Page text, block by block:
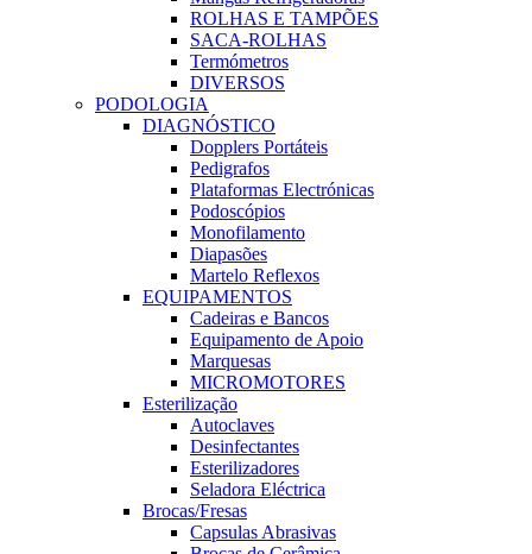
ROLHAS E TAMPÕES
SACA-ROLHAS
Termómetros
DIVERSOS
PODOLOGIA
DIAGNÓSTICO
Dopplers Portáteis
Pedigrafos
Plataformas Electrónicas
Podoscópios
Monofilamento
Diapasões
Martelo Reflexos
EQUIPAMENTOS
Cadeiras e Bancos
Equipamento de Apoio
Marquesas
MICROMOTORES
Esterilização
Autoclaves
Desinfectantes
Esterilizadores
Seladora Eléctrica
Brocas/Fresas
Capsulas Abrasivas